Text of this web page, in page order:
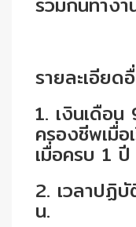
รายละเอียด
1. เงินเดือ
ครองชีพเมื่
เมื่อครบ 1
2. เวลาปฏิ
น.